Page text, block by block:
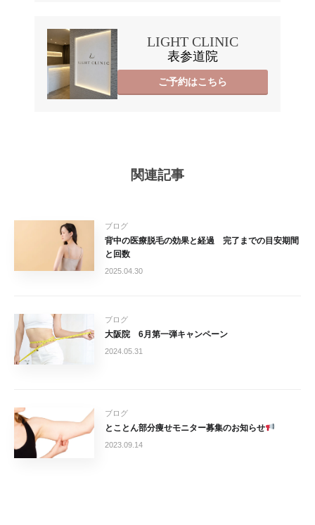
LIGHT CLINIC
表参道院
ご予約はこちら
関連記事
ブログ
背中の医療脱毛の効果と経過 完了までの目安期間
と回数
2025.04.30
ブログ
大阪院 6月第一弾キャンペーン
2024.05.31
ブログ
とことん部分痩せモニター募集のお知らせ
2023.09.14